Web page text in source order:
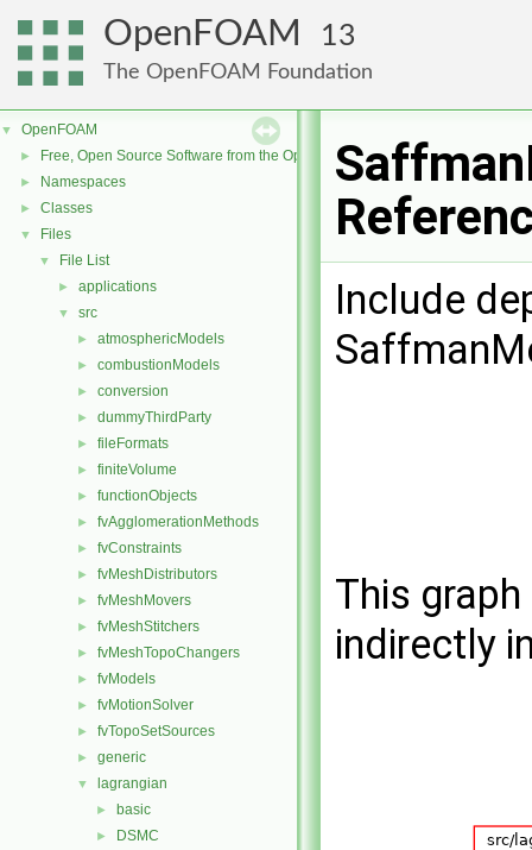
OpenFOAM 13
The OpenFOAM Foundation
▼ OpenFOAM
► Free, Open Source Software from the OpenFOAM Foundation
► Namespaces
► Classes
▼ Files
▼ File List
► applications
▼ src
► atmosphericModels
► combustionModels
► conversion
► dummyThirdParty
► fileFormats
► finiteVolume
► functionObjects
► fvAgglomerationMethods
► fvConstraints
► fvMeshDistributors
► fvMeshMovers
► fvMeshStitchers
► fvMeshTopoChangers
► fvModels
► fvMotionSolver
► fvTopoSetSources
► generic
▼ lagrangian
► basic
► DSMC
Include
This
indirectly